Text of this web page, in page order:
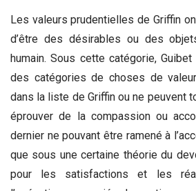
Les valeurs prudentielles de Griffin
d’être des désirables ou des
humain. Sous cette catégorie,
des catégories de choses de
dans la liste de Griffin ou ne peuvent
éprouver de la compassion ou
dernier ne pouvant être ramené à
que sous une certaine théorie du
pour les satisfactions et les